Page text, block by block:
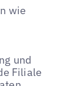
wie
und
Filiale